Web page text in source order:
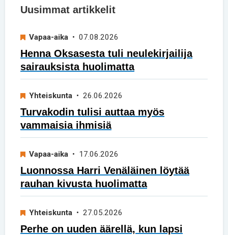
Uusimmat artikkelit
Vapaa-aika • 07.08.2026
Henna Oksasesta tuli neulekirjailija
sairauksista huolimatta
Yhteiskunta • 26.06.2026
Turvakodin tulisi auttaa myös
vammaisia ihmisiä
Vapaa-aika • 17.06.2026
Luonnossa Harri Venäläinen löytää
rauhan kivusta huolimatta
Yhteiskunta • 27.05.2026
Perhe on uuden äärellä, kun lapsi